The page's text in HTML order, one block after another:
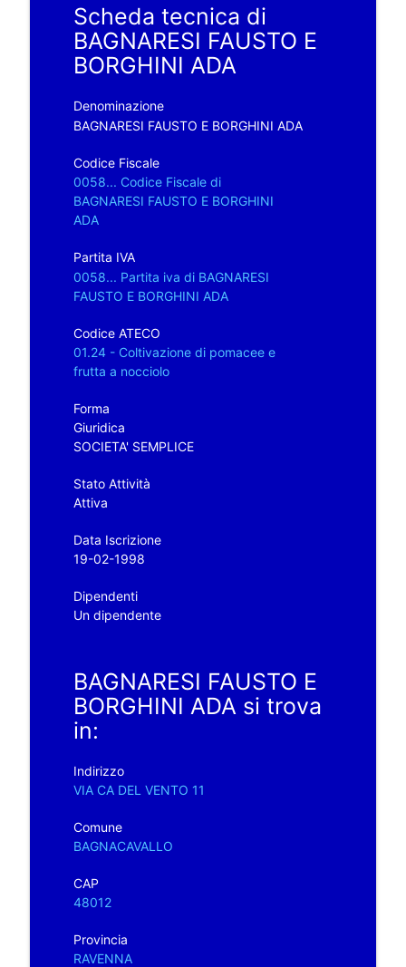
Scheda tecnica di
BAGNARESI FAUSTO E
BORGHINI ADA
Denominazione
BAGNARESI FAUSTO E BORGHINI ADA
Codice Fiscale
0058... Codice Fiscale di
BAGNARESI FAUSTO E BORGHINI
ADA
Partita IVA
0058... Partita iva di BAGNARESI
FAUSTO E BORGHINI ADA
Codice ATECO
01.24 - Coltivazione di pomacee e
frutta a nocciolo
Forma
Giuridica
SOCIETA' SEMPLICE
Stato Attività
Attiva
Data Iscrizione
19-02-1998
Dipendenti
Un dipendente
BAGNARESI FAUSTO E
BORGHINI ADA si trova
in:
Indirizzo
VIA CA DEL VENTO 11
Comune
BAGNACAVALLO
CAP
48012
Provincia
RAVENNA